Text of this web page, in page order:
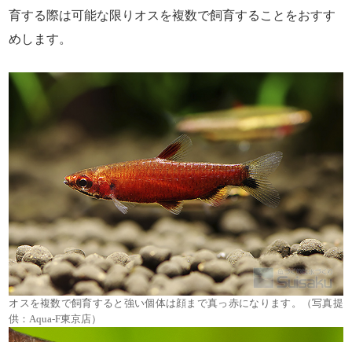
育する際は可能な限りオスを複数で飼育することをおすす
めします。
オスを複数で飼育すると強い個体は顔まで真っ赤になります。（写真提
供：Aqua-F東京店）